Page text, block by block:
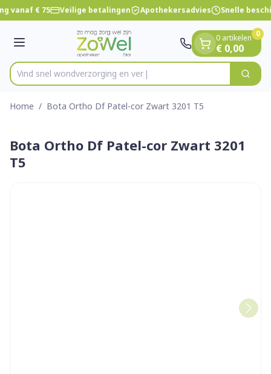
Ga naar de inhoud
1 van 1
vanaf € 75 Veilige betalingen Apothekersadvies Snelle
Menu
Product, merk, categorie...
Vind snel wondverzorgin Zoek
0 artikelen
€ 0,00
0
Home / Bota Ortho Df Patel-cor Zwart 3201 T5
Bota Ortho Df Patel-cor Zwart 3201
T5